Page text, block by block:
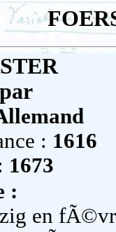
: 1616
1673
:
en